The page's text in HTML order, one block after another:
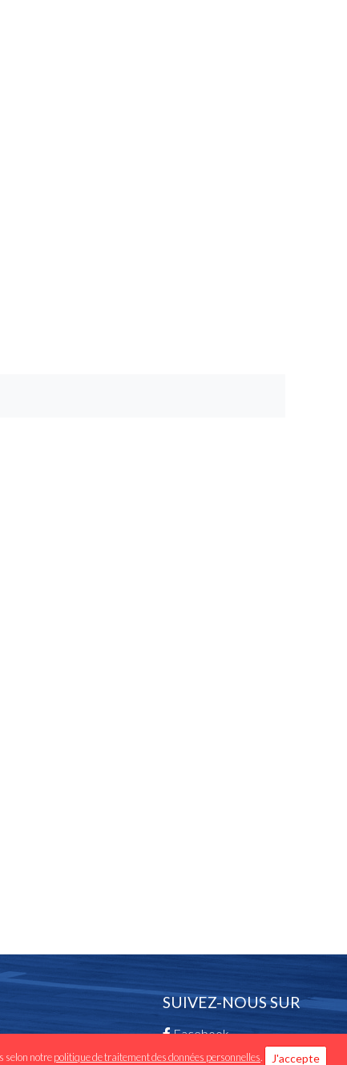
SUIVEZ-NOUS SUR
Facebook
selon notrepolitique de traitement des données personnelles. J'accepte